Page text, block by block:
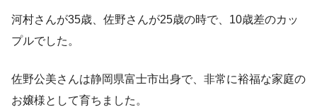
河村さんが35歳、佐野さんが25歳の時で、10歳差のカッ
プルでした。
佐野公美さんは静岡県富士市出身で、非常に裕福な家庭の
お嬢様として育ちました。